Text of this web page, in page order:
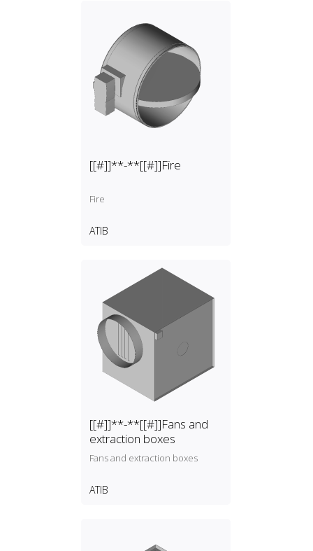
[[#]]**-**[[#]]Fire
Fire
ATIB
[[#]]**-**[[#]]Fans and
extraction boxes
Fans and extraction boxes
ATIB